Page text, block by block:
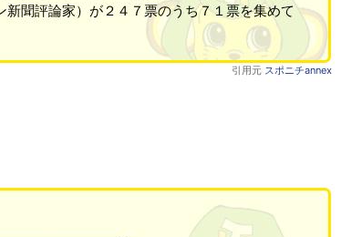
聞評論家）が２４７票のうち７１票を集めて
引用元 スポニチannex